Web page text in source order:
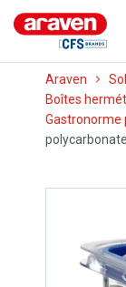
Araven
Boîtes
Gastronorme